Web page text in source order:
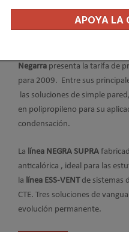
Negarra presenta la tarifa de
para 2009. Entre sus
las soluciones de simple
en polipropileno para su
condensación.
La línea NEGRA SUPRA
anticalórica , ideal para las
la línea ESS-VENTde sistemas
CTE. Tres soluciones de
evolución permanente.
APOYA LA